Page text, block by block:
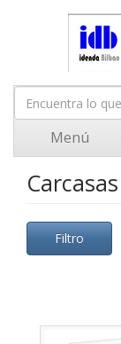
Menú
Filtro